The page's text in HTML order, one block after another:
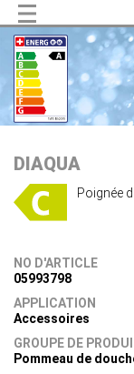
DIAQUA
Poignée
NO D'ARTICLE
05993798
APPLICATION
Accessoires
GROUPE DE
Pommeau de